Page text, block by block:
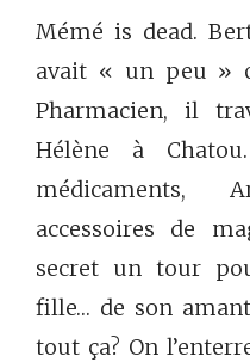
Mémé is dead.
avait « un peu »
Pharmacien, il
Hélène à
médicaments,
accessoires de
secret un tour
fille… de son
tout ça? On